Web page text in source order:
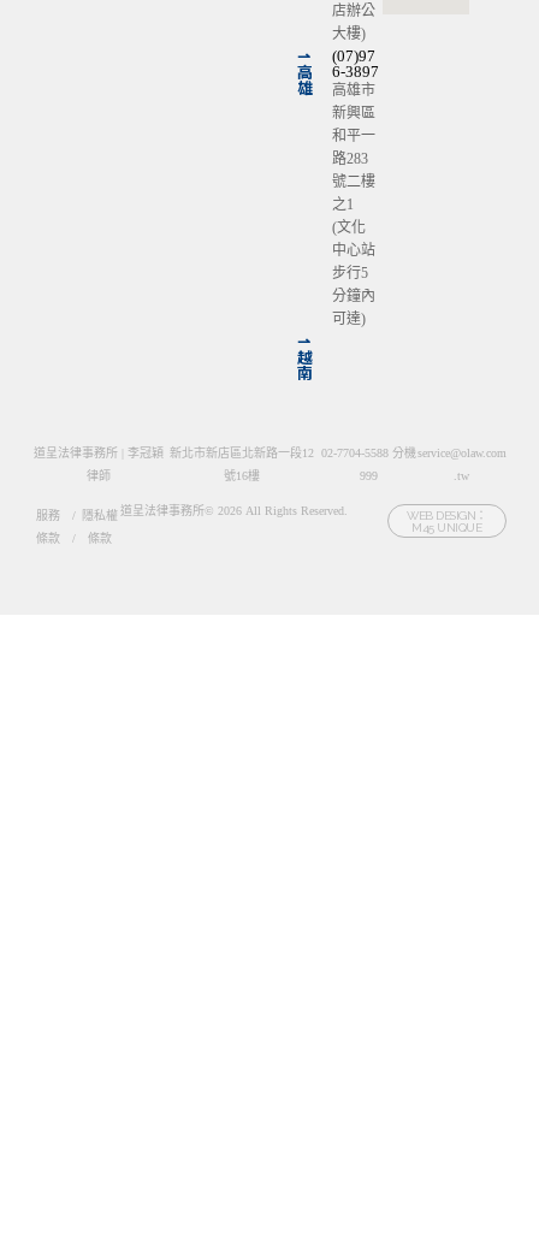
店辦公
大樓)
⇀
高
雄
(07)97
6-3897
高雄市
新興區
和平一
路283
號二樓
之1
(文化
中心站
步行5
分鐘內
可達)
⇀
越
南
道呈法律事務所 | 李冠穎
律師
新北市新店區北新路一段12
號16樓
02-7704-5588 分機
999
service@olaw.com
.tw
服務
條款
/
/
隱私權
條款
道呈法律事務所© 2026 All Rights Reserved.
WEB DESIGN：
M45 UNIQUE